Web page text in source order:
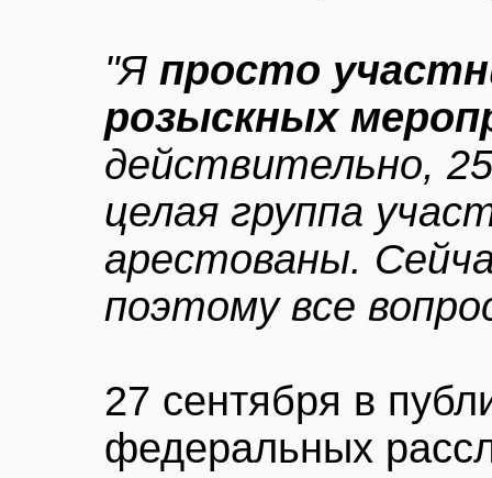
"Я просто
розыскных
действительно,
целая группа
арестованы.
поэтому все
27 сентября в
федеральных